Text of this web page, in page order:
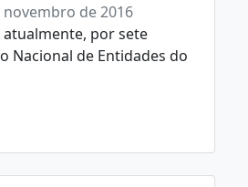
de 2016
atualmente, por sete
Nacional de Entidades do